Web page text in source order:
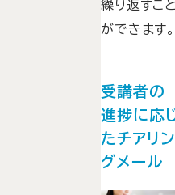
繰り返すこ
ができます
受講者の
進捗に応
たチアリン
グメール